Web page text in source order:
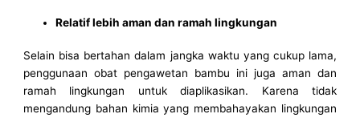
Relatif lebih aman dan ramah lingkungan
Selain bisa bertahan dalam jangka waktu yang cukup lama,
penggunaan obat pengawetan bambu ini juga aman dan
ramah lingkungan untuk diaplikasikan. Karena tidak
mengandung bahan kimia yang membahayakan lingkungan